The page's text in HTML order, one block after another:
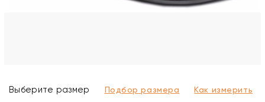
Выберите размер Подбор размера Как измерить